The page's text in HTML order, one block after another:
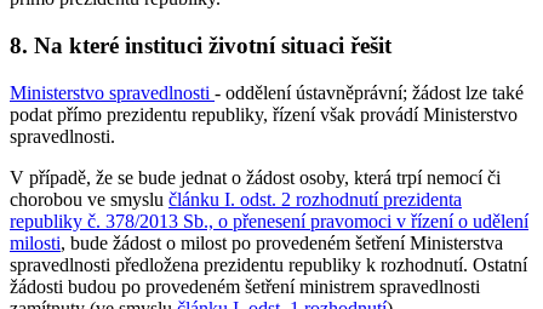
8. Na které instituci životní situaci řešit
Ministerstvo spravedlnosti - oddělení ústavněprávní; žádost lze také
podat přímo prezidentu republiky, řízení však provádí Ministerstvo
spravedlnosti.
V případě, že se bude jednat o žádost osoby, která trpí nemocí či
chorobou ve smyslu článku I. odst. 2 rozhodnutí prezidenta
republiky č. 378/2013 Sb., o přenesení pravomoci v řízení o udělení
milosti, bude žádost o milost po provedeném šetření Ministerstva
spravedlnosti předložena prezidentu republiky k rozhodnutí. Ostatní
žádosti budou po provedeném šetření ministrem spravedlnosti